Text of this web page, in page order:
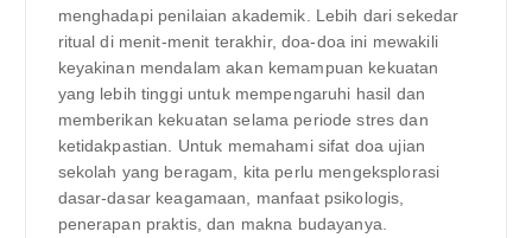
menghadapi penilaian akademik. Lebih dari sekedar
ritual di menit-menit terakhir, doa-doa ini mewakili
keyakinan mendalam akan kemampuan kekuatan
yang lebih tinggi untuk mempengaruhi hasil dan
memberikan kekuatan selama periode stres dan
ketidakpastian. Untuk memahami sifat doa ujian
sekolah yang beragam, kita perlu mengeksplorasi
dasar-dasar keagamaan, manfaat psikologis,
penerapan praktis, dan makna budayanya.